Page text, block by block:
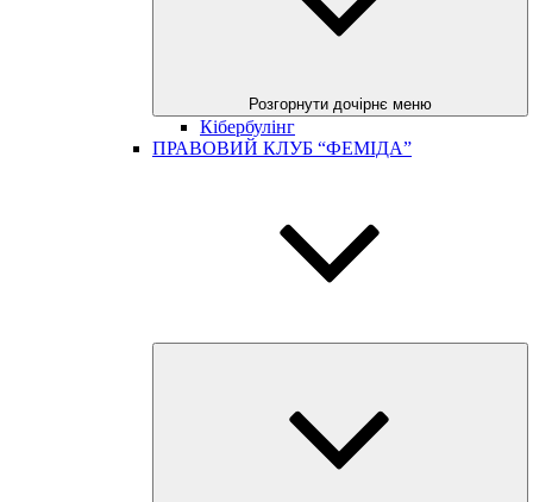
Розгорнути дочірнє меню
Кібербулінг
ПРАВОВИЙ КЛУБ “ФЕМІДА”